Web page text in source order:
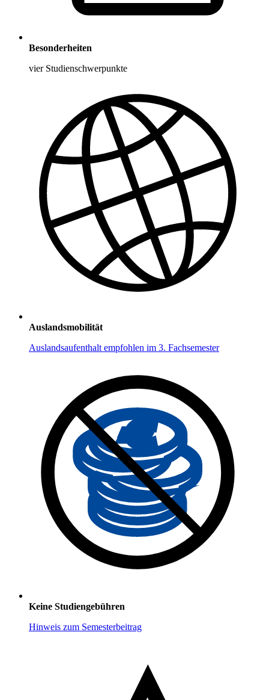
Besonderheiten
vier Studienschwerpunkte
Auslandsmobilität
Auslandsaufenthalt empfohlen im 3. Fachsemester
Keine Studiengebühren
Hinweis zum Semesterbeitrag